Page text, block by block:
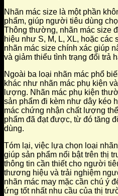
Nhãn mác size là một phần
phẩm, giúp người tiêu dùng
Thông thường, nhãn mác size
hiệu như S, M, L, XL, hoặc các
nhãn mác size chính xác giúp
và giảm thiểu tình trạng đổi trả
Ngoài ba loại nhãn mác phổ
khác như nhãn mác phụ kiện
lượng. Nhãn mác phụ kiện
sản phẩm đi kèm như dây kéo
mác chứng nhận chất lượng
phẩm đã đạt được, từ đó tăng
dùng.
Tóm lại, việc lựa chọn loại
giúp sản phẩm nổi bật trên thị
thông tin cần thiết cho người
thương hiệu và trải nghiệm
nhãn mác may mặc cần chú ý
ứng tốt nhất nhu cầu của thị